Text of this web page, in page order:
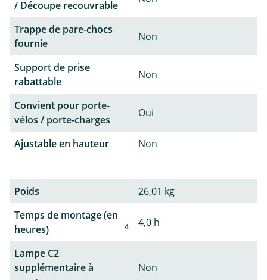
/ Découpe recouvrable
Trappe de pare-chocs
fournie
Non
Support de prise
rabattable
Non
Convient pour porte-
vélos / porte-charges
Oui
Ajustable en hauteur Non
Poids
26,01 kg
Temps de montage (en
heures)
4 4,0 h
Lampe C2
supplémentaire à
Non